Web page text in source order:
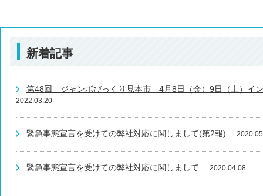
新着記事
第48回 ジャンボびっくり見本市 4月8日（金）9日（土）イ
2022.03.20
緊急事態宣言を受けての弊社対応に関しまして(第2報)
緊急事態宣言を受けての弊社対応に関しまして 2020.04.08